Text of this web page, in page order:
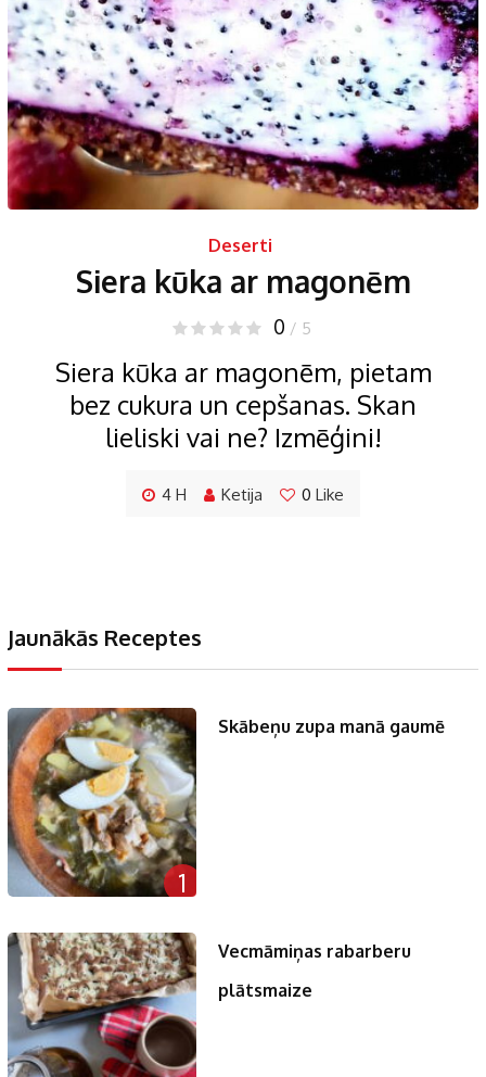
Deserti
Siera kūka ar magonēm
0 / 5
Siera kūka ar magonēm, pietam
bez cukura un cepšanas. Skan
lieliski vai ne? Izmēģini!
4 H Ketija 0 Like
Jaunākās Receptes
1
Skābeņu zupa manā gaumē
Vecmāmiņas rabarberu
plātsmaize